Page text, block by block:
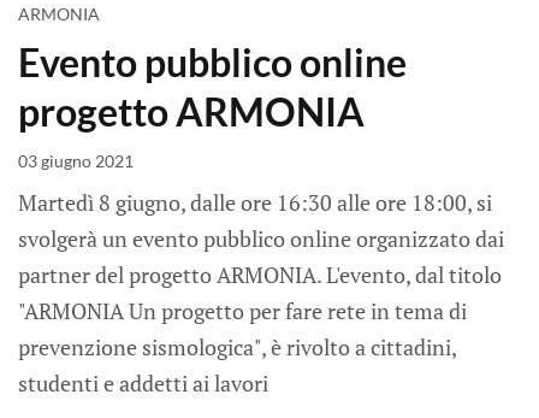
ARMONIA
Evento pubblico online
progetto ARMONIA
03 giugno 2021
Martedì 8 giugno, dalle ore 16:30 alle ore 18:00, si
svolgerà un evento pubblico online organizzato dai
partner del progetto ARMONIA. L'evento, dal titolo
"ARMONIA Un progetto per fare rete in tema di
prevenzione sismologica", è rivolto a cittadini,
studenti e addetti ai lavori